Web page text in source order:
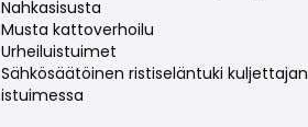
Nahkasisusta
Musta kattoverhoilu
Urheiluistuimet
Sähkösäätöinen ristiseläntuki kuljettajan
istuimessa